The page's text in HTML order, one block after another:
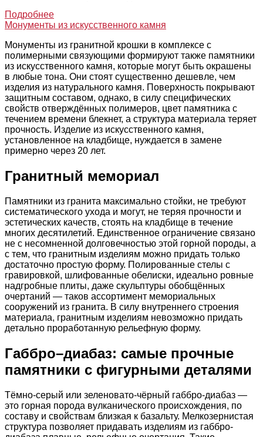
Подробнее
Монументы из искусственного камня
Монументы из гранитной крошки в комплексе с
полимерными связующими формируют также памятники
из искусственного камня, которые могут быть окрашены
в любые тона. Они стоят существенно дешевле, чем
изделия из натурального камня. Поверхность покрывают
защитным составом, однако, в силу специфических
свойств отверждённых полимеров, цвет памятника с
течением времени блекнет, а структура материала теряет
прочность. Изделие из искусственного камня,
установленное на кладбище, нуждается в замене
примерно через 20 лет.
Гранитный мемориал
Памятники из гранита максимально стойки, не требуют
систематического ухода и могут, не теряя прочности и
эстетических качеств, стоять на кладбище в течение
многих десятилетий. Единственное ограничение связано
не с несомненной долговечностью этой горной породы, а
с тем, что гранитным изделиям можно придать только
достаточно простую форму. Полированные стелы с
гравировкой, шлифованные обелиски, идеально ровные
надгробные плиты, даже скульптуры обобщённых
очертаний — таков ассортимент мемориальных
сооружений из гранита. В силу внутреннего строения
материала, гранитным изделиям невозможно придать
детально проработанную рельефную форму.
Габбро–диабаз: самые прочные
памятники с фигурными деталями
Тёмно-серый или зеленовато-чёрный габбро-диабаз —
это горная порода вулканического происхождения, по
составу и свойствам близкая к базальту. Мелкозернистая
структура позволяет придавать изделиям из габбро-